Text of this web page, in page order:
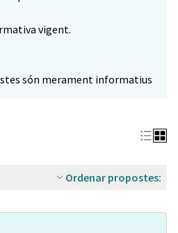
vigent.
són merament informatius
Ordenar propostes: